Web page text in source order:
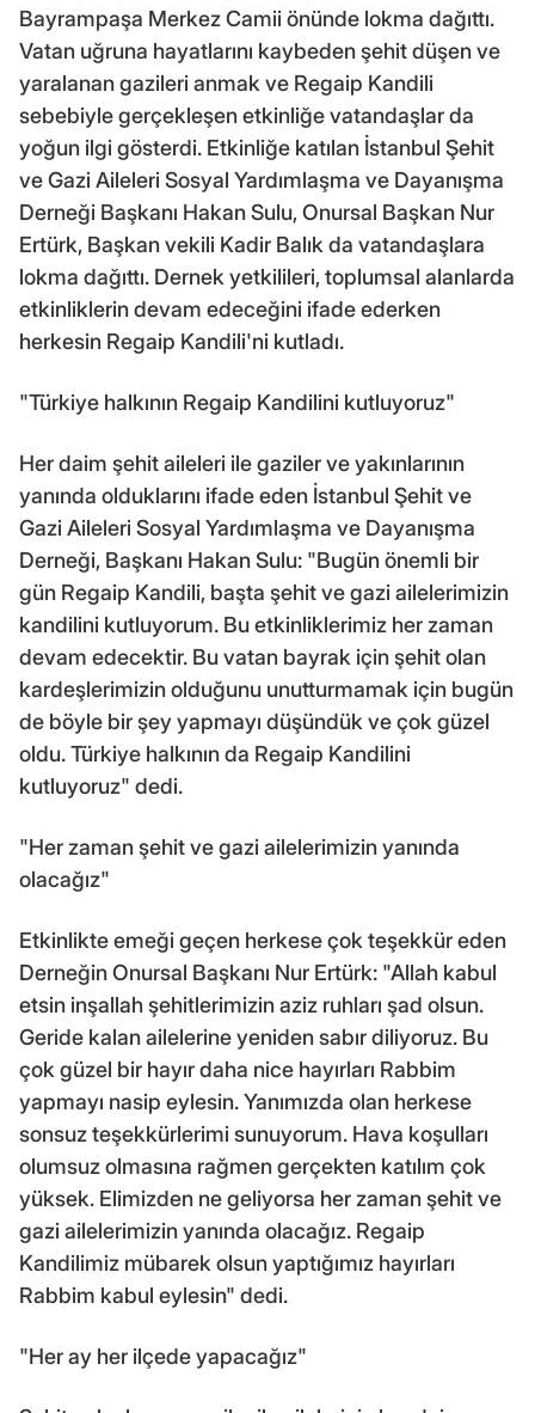
Bayrampaşa Merkez Camii önünde lokma dağıttı.
Vatan uğruna hayatlarını kaybeden şehit düşen ve
yaralanan gazileri anmak ve Regaip Kandili
sebebiyle gerçekleşen etkinliğe vatandaşlar da
yoğun ilgi gösterdi. Etkinliğe katılan İstanbul Şehit
ve Gazi Aileleri Sosyal Yardımlaşma ve Dayanışma
Derneği Başkanı Hakan Sulu, Onursal Başkan Nur
Ertürk, Başkan vekili Kadir Balık da vatandaşlara
lokma dağıttı. Dernek yetkilileri, toplumsal alanlarda
etkinliklerin devam edeceğini ifade ederken
herkesin Regaip Kandili'ni kutladı.
"Türkiye halkının Regaip Kandilini kutluyoruz"
Her daim şehit aileleri ile gaziler ve yakınlarının
yanında olduklarını ifade eden İstanbul Şehit ve
Gazi Aileleri Sosyal Yardımlaşma ve Dayanışma
Derneği, Başkanı Hakan Sulu: "Bugün önemli bir
gün Regaip Kandili, başta şehit ve gazi ailelerimizin
kandilini kutluyorum. Bu etkinliklerimiz her zaman
devam edecektir. Bu vatan bayrak için şehit olan
kardeşlerimizin olduğunu unutturmamak için bugün
de böyle bir şey yapmayı düşündük ve çok güzel
oldu. Türkiye halkının da Regaip Kandilini
kutluyoruz" dedi.
"Her zaman şehit ve gazi ailelerimizin yanında
olacağız"
Etkinlikte emeği geçen herkese çok teşekkür eden
Derneğin Onursal Başkanı Nur Ertürk: "Allah kabul
etsin inşallah şehitlerimizin aziz ruhları şad olsun.
Geride kalan ailelerine yeniden sabır diliyoruz. Bu
çok güzel bir hayır daha nice hayırları Rabbim
yapmayı nasip eylesin. Yanımızda olan herkese
sonsuz teşekkürlerimi sunuyorum. Hava koşulları
olumsuz olmasına rağmen gerçekten katılım çok
yüksek. Elimizden ne geliyorsa her zaman şehit ve
gazi ailelerimizin yanında olacağız. Regaip
Kandilimiz mübarek olsun yaptığımız hayırları
Rabbim kabul eylesin" dedi.
"Her ay her ilçede yapacağız"